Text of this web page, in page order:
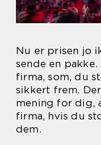
Nu er prisen jo
sende en
firma, som, du
sikkert frem.
mening for dig,
firma, hvis du
dem.